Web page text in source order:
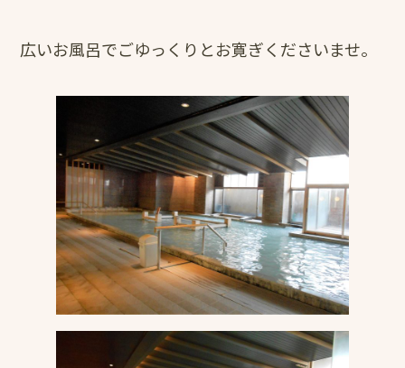
広いお風呂でごゆっくりとお寛ぎくださいませ。